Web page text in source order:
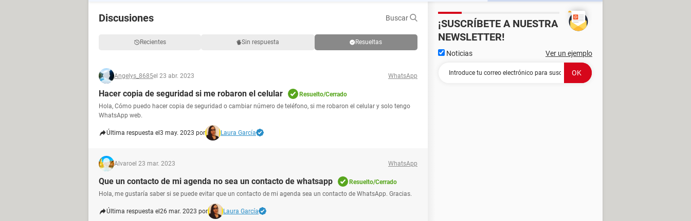
Discusiones Buscar
Recientes Sin respuesta Resueltas
Angelys_8685el 23 abr. 2023 WhatsApp
Hacer copia de seguridad si me robaron el celular
Resuelto/Cerrado
Hola, Cómo puedo hacer copia de seguridad o cambiar número de teléfono, si me robaron el celular y solo tengo
WhatsApp web.
Última respuesta el 3 may. 2023 por Laura García
Alvaroel 23 mar. 2023 WhatsApp
Que un contacto de mi agenda no sea un contacto de whatsapp
Resuelto/Cerrado
Hola, me gustaría saber si se puede evitar que un contacto de mi agenda sea un contacto de WhatsApp. Gracias.
Última respuesta el 26 mar. 2023 por Laura García
¡SUSCRÍBETE A NUESTRA
NEWSLETTER!
Noticias Ver un ejemplo